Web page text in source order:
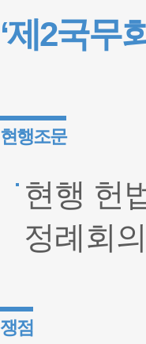
‘제2국무
현행조문
현행 헌
정례회
쟁점